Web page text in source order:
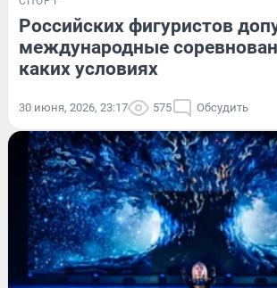
Российских фигуристов
международные
каких условиях
30 июня, 2026, 23:17 575 Обсудить